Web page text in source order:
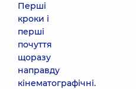
Перші
кроки і
перші
почуття
щоразу
направду
кінематографічні.